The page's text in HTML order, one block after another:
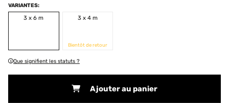
VARIANTES:
3 x 6 m
3 x 4 m
Bientôt de retour
Que signifient les statuts ?
Ajouter au panier